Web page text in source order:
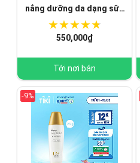
nắng dưỡng da dạng sữa
bảo vệ hoàn hảo Anessa
Gold Milk 20ml
550,000₫
Tới nơi bán
-9%